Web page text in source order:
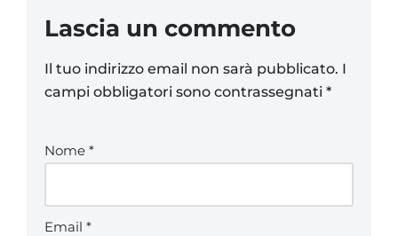
Lascia un commento
Il tuo indirizzo email non sarà pubblicato. I
campi obbligatori sono contrassegnati *
Nome *
Email *